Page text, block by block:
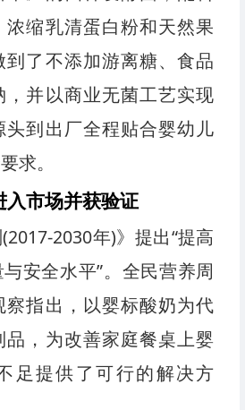
缩乳清蛋白粉和天然果
了不添加游离糖、食品
并以商业无菌工艺实现
到出厂全程贴合婴幼儿
求。
市场并获验证
2030年)》提出“提高
安全水平”。全民营养周
指出，以婴标酸奶为代
，为改善家庭餐桌上婴
足提供了可行的解决方